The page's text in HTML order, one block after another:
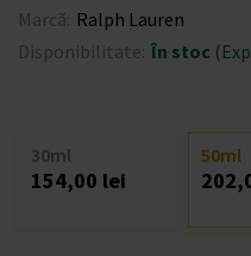
Marcă: Ralph Lauren
Disponibilitate: În stoc
30ml
154,00 lei
50ml